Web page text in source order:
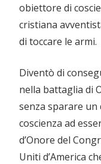
obiettore di
cristiana
di toccare le armi.
Diventò di
nella battaglia di
senza sparare
coscienza ad
d’Onore del
Uniti d’America